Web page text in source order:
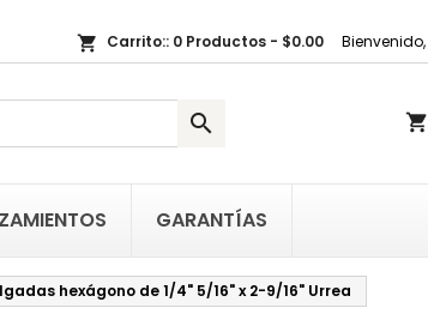
Bienvenido,
shopping_cart Carrito:: 0 Productos - $0.00
shopping_cart

GARANTÍAS
hexágono de 1/4" 5/16" x 2-9/16" Urrea
×
×
((createText))
×
en su lista de deseos.
((loginText))